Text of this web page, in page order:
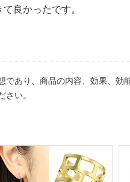
良かったです。
であり、商品の内容、効果、効
さい。